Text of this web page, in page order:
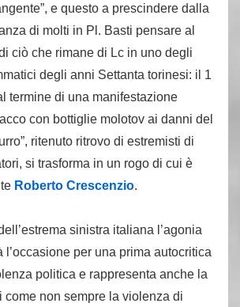
e questo a prescindere dalla
di molti in Pl. Basti pensare al
ciò che rimane di Lc in uno degli
degli anni Settanta torinesi: il 1
termine di una manifestazione
con bottiglie molotov ai danni del
ritenuto ritrovo di estremisti di
si trasforma in un rogo di cui è
Roberto Crescenzio.
sinistra italiana l’agonia
l’occasione per una prima autocritica
politica e rappresenta anche la
come non sempre la violenza di